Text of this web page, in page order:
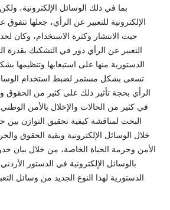
بما في ذلك الوسائل الإلكترونية،
الإلكترونية للتعبير عن الرأي، جعلها
حيث الانتشار وكثرة الاستخدام، وكان
التعبير عن الرأي دور في التشكيك بقدرة
الدستورية منها على استيعابها وتنظيمها
تسعى بشكل مستمر لضبط استخدام الوسائل
الرأي بحجة تأثير ذلك على كثير من الحقوق
في كثير من الحالات والإخلال بالأمن الوطني
البحث لمناقشة كيفية تحقيق التوازن بين
خلال الوسائل الإلكترونية وبقية الحقوق
الأمن وحرمة الحياة الخاصة، من خلال بيان
بالوسائل الإلكترونية في الدستور
الدستورية لهذا النوع الجديد من وسائل